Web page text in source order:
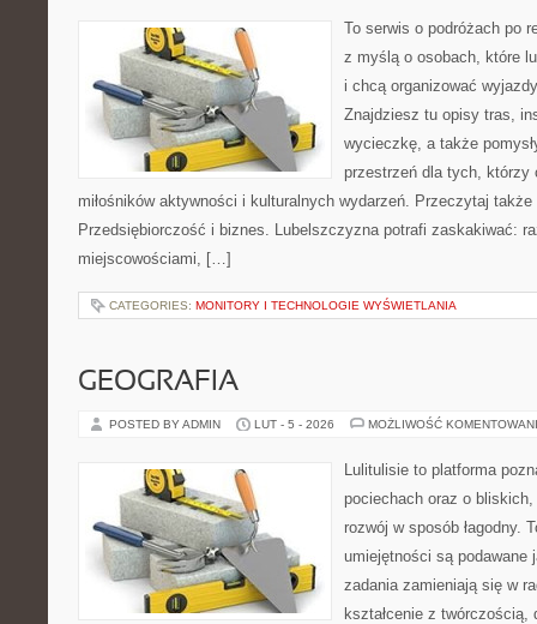
To serwis o podróżach po
z myślą o osobach, które
i chcą organizować
Znajdziesz tu opisy tras,
wycieczkę, a także
przestrzeń dla tych, którzy
miłośników aktywności i kulturalnych wydarzeń. Przeczytaj
Przedsiębiorczość i biznes. Lubelszczyzna potrafi zaskakiwać:
miejscowościami, […]
CATEGORIES: MONITORY I TECHNOLOGIE WYŚWIETLANIA
GEOGRAFIA
POSTED BY ADMIN LUT - 5 - 2026 MOŻLIWOŚĆ
Lulitulisie to platforma
pociechach oraz o
rozwój w sposób łagodny.
umiejętności są podawane
zadania zamieniają się w
kształcenie z